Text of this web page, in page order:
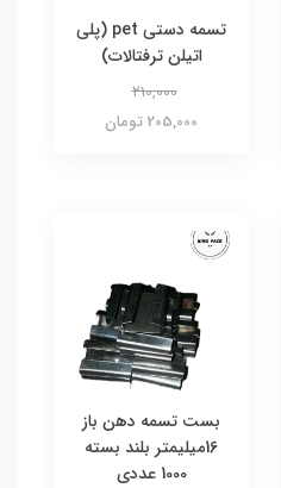
تسمه دستی pet (پلی
اتیلن ترفتالات)
210,000
205,000 تومان
بست تسمه دهن باز
16میلیمتر بلند بسته
1000 عددی